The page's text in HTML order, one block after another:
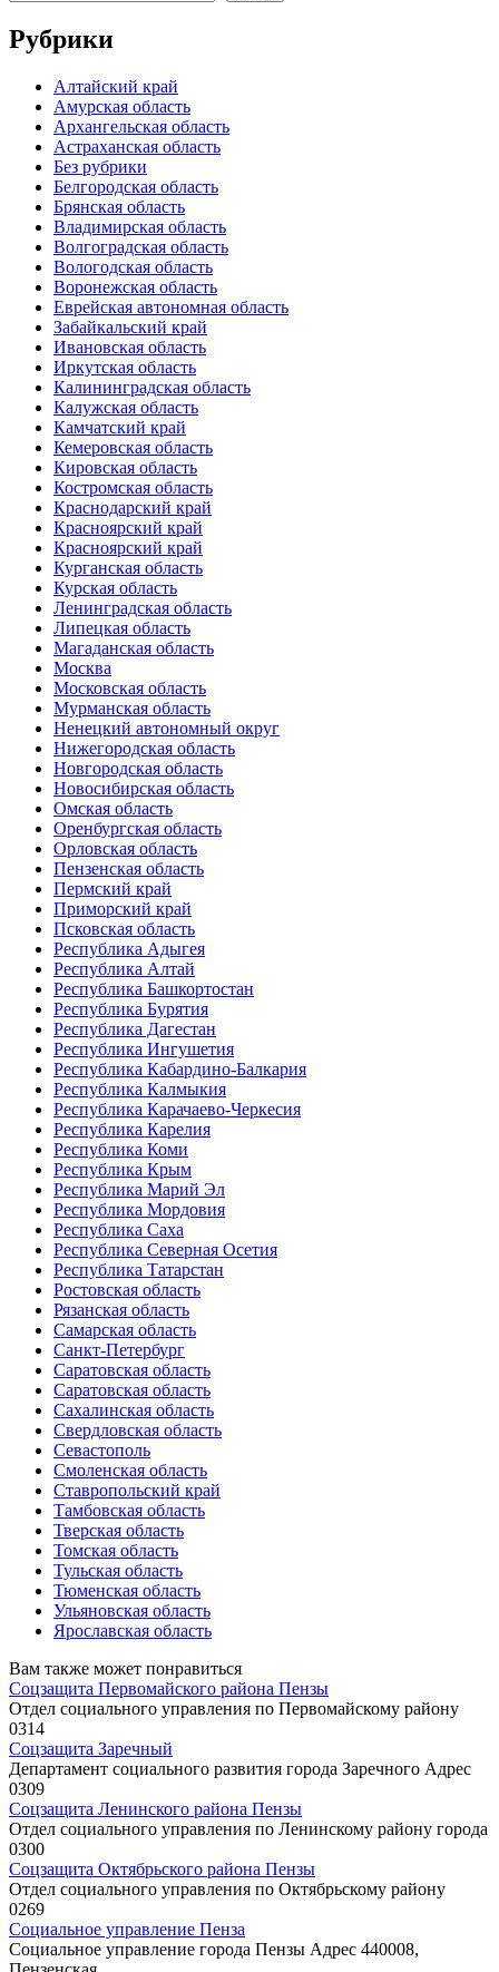
Рубрики
Алтайский край
Амурская область
Архангельская область
Астраханская область
Без рубрики
Белгородская область
Брянская область
Владимирская область
Волгоградская область
Вологодская область
Воронежская область
Еврейская автономная область
Забайкальский край
Ивановская область
Иркутская область
Калининградская область
Калужская область
Камчатский край
Кемеровская область
Кировская область
Костромская область
Краснодарский край
Красноярский край
Красноярский край
Курганская область
Курская область
Ленинградская область
Липецкая область
Магаданская область
Москва
Московская область
Мурманская область
Ненецкий автономный округ
Нижегородская область
Новгородская область
Новосибирская область
Омская область
Оренбургская область
Орловская область
Пензенская область
Пермский край
Приморский край
Псковская область
Республика Адыгея
Республика Алтай
Республика Башкортостан
Республика Бурятия
Республика Дагестан
Республика Ингушетия
Республика Кабардино-Балкария
Республика Калмыкия
Республика Карачаево-Черкесия
Республика Карелия
Республика Коми
Республика Крым
Республика Марий Эл
Республика Мордовия
Республика Саха
Республика Северная Осетия
Республика Татарстан
Ростовская область
Рязанская область
Самарская область
Санкт-Петербург
Саратовская область
Саратовская область
Сахалинская область
Свердловская область
Севастополь
Смоленская область
Ставропольский край
Тамбовская область
Тверская область
Томская область
Тульская область
Тюменская область
Ульяновская область
Ярославская область
Вам также может понравиться
Соцзащита Первомайского района Пензы
Отдел социального управления по Первомайскому району
0314
Соцзащита Заречный
Департамент социального развития города Заречного Адрес
0309
Соцзащита Ленинского района Пензы
Отдел социального управления по Ленинскому району города
0300
Соцзащита Октябрьского района Пензы
Отдел социального управления по Октябрьскому району
0269
Социальное управление Пенза
Социальное управление города Пензы Адрес 440008,